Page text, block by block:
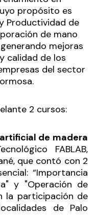
propósito es
Productividad de
de mano
mejoras
calidad de los
del sector
2 cursos:
de madera
FABLAB,
que contó con 2
“Importancia
y "Operación de
la participación de
de Palo